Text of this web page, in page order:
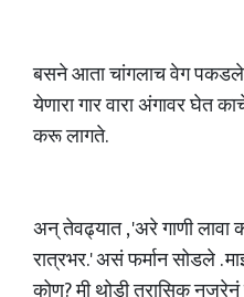
बसने आता चांगलाच वेग
येणारा गार वारा अंगावर घेत
करू लागते.
अन् तेवढ्यात , 'अरे गाणी लावा
रात्रभर.' असं फर्मान सोडले .